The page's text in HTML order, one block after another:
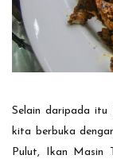
Selain daripada itu
kita berbuka
Pulut, Ikan Masin